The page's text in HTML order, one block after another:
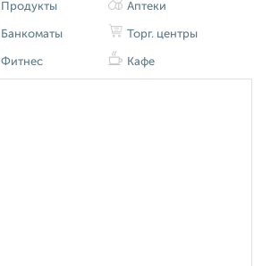
Продукты
Банкоматы
Фитнес
Аптеки
Торг. центры
Кафе